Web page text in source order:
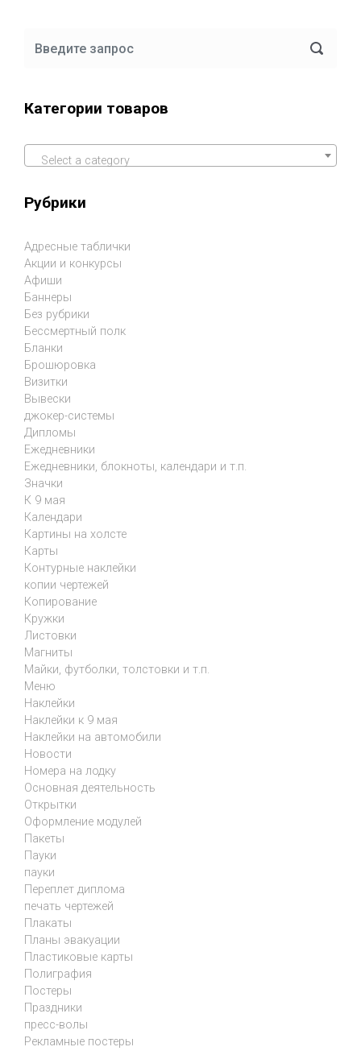
Категории товаров
Select a category
Рубрики
Адресные таблички
Акции и конкурсы
Афиши
Баннеры
Без рубрики
Бессмертный полк
Бланки
Брошюровка
Визитки
Вывески
джокер-системы
Дипломы
Ежедневники
Ежедневники, блокноты, календари и т.п.
Значки
К 9 мая
Календари
Картины на холсте
Карты
Контурные наклейки
копии чертежей
Копирование
Кружки
Листовки
Магниты
Майки, футболки, толстовки и т.п.
Меню
Наклейки
Наклейки к 9 мая
Наклейки на автомобили
Новости
Номера на лодку
Основная деятельность
Открытки
Оформление модулей
Пакеты
Пауки
пауки
Переплет диплома
печать чертежей
Плакаты
Планы эвакуации
Пластиковые карты
Полиграфия
Постеры
Праздники
пресс-волы
Рекламные постеры